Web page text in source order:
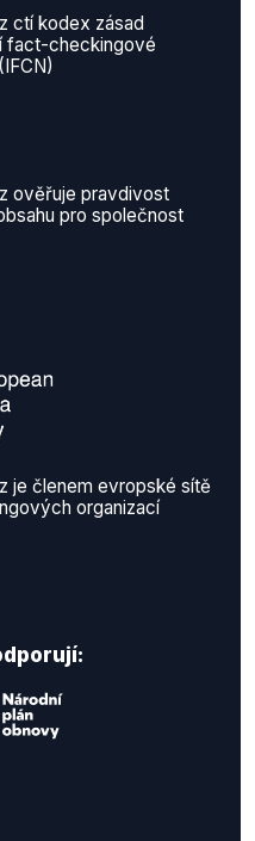
ctí kodex zásad
fact-checkingové
ověřuje pravdivost
pro společnost
je členem evropské sítě
organizací